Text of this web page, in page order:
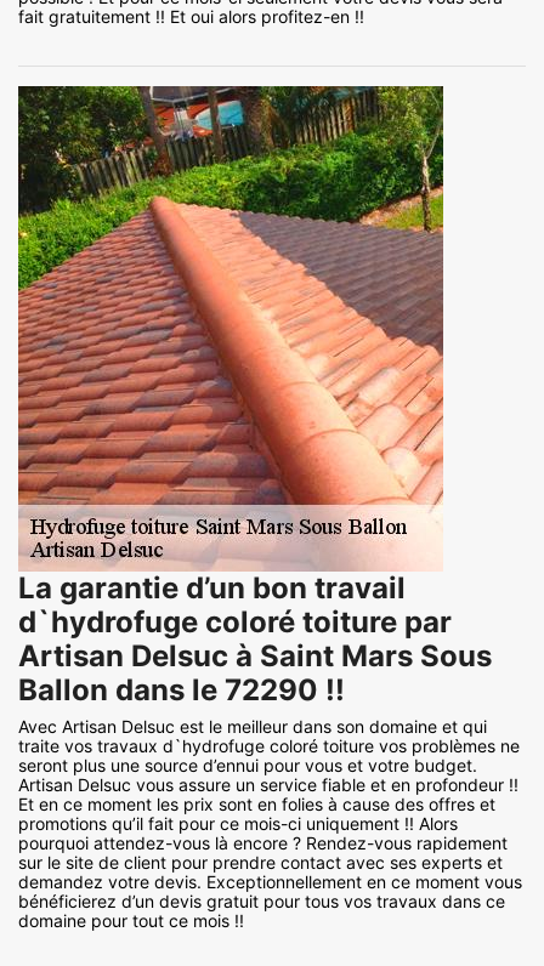
fait gratuitement !! Et oui alors profitez-en !!
La garantie d’un bon travail
d`hydrofuge coloré toiture par
Artisan Delsuc à Saint Mars Sous
Ballon dans le 72290 !!
Avec Artisan Delsuc est le meilleur dans son domaine et qui
traite vos travaux d`hydrofuge coloré toiture vos problèmes ne
seront plus une source d’ennui pour vous et votre budget.
Artisan Delsuc vous assure un service fiable et en profondeur !!
Et en ce moment les prix sont en folies à cause des offres et
promotions qu’il fait pour ce mois-ci uniquement !! Alors
pourquoi attendez-vous là encore ? Rendez-vous rapidement
sur le site de client pour prendre contact avec ses experts et
demandez votre devis. Exceptionnellement en ce moment vous
bénéficierez d’un devis gratuit pour tous vos travaux dans ce
domaine pour tout ce mois !!